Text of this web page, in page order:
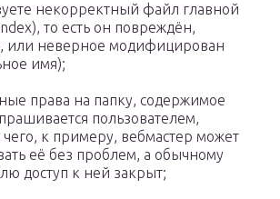
некорректный файл главной
то есть он повреждён,
или неверное модифицирован
имя);
права на папку, содержимое
пользователем,
чего, к примеру, вебмастер может
её без проблем, а обычному
доступ к ней закрыт;